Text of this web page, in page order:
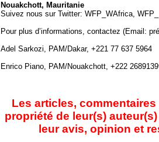
Nouakchott, Mauritanie
Suivez nous sur Twitter: WFP_WAfrica,
Pour plus d’informations, contactez (Email:
Adel Sarkozi, PAM/Dakar, +221 77 637 5964
Enrico Piano, PAM/Nouakchott, +222
Les articles,
propriété de leur(s)
leur avis, opinion et